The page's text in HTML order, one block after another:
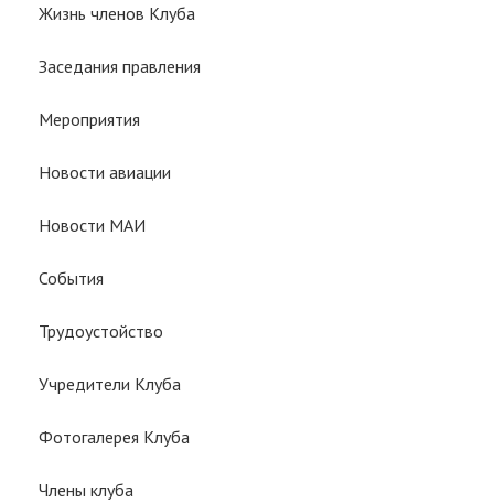
Жизнь членов Клуба
Заседания правления
Мероприятия
Новости авиации
Новости МАИ
События
Трудоустойство
Учредители Клуба
Фотогалерея Клуба
Члены клуба